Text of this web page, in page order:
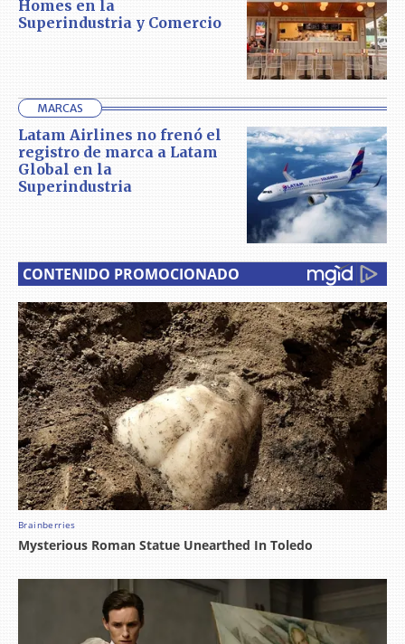
Homes en la
Superindustria y Comercio
MARCAS
Latam Airlines no frenó el
registro de marca a Latam
Global en la
Superindustria